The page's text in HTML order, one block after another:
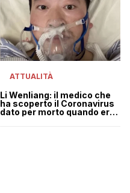
ATTUALITÀ
Li Wenliang: il medico che
ha scoperto il Coronavirus
dato per morto quando era